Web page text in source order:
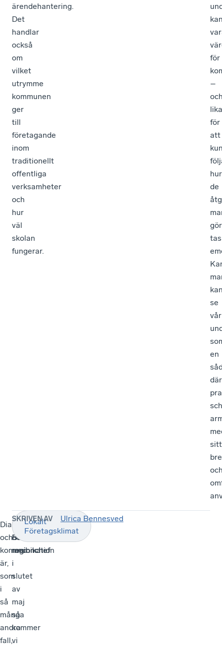
ärendehantering.
Det
handlar
också
om
vilket
utrymme
kommunen
ger
till
företagande
inom
traditionellt
offentliga
verksamheter
och
hur
väl
skolan
fungerar.
för
–
för
att
hur
de
gör
tas
se
vår
en
där
sitt
Dialog
och
kommunikation
är,
som
i
så
många
andra
fall,
Från
och
med
i
slutet
av
maj
så
kommer
vi
Ulrica
Bennesved,
regionchef
Lokalt
Företagsklimat
SKRIVEN AV Ulrica Bennesved